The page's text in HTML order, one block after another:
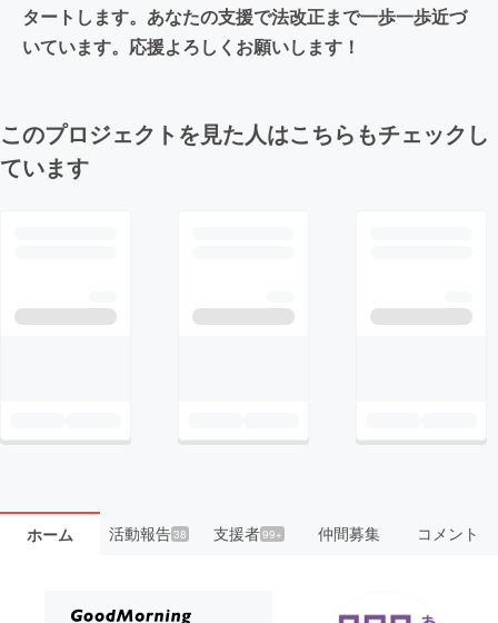
タートします。あなたの支援で法改正まで一歩一歩近づ
いています。応援よろしくお願いします！
このプロジェクトを見た人はこちらもチェックし
ています
ホーム 活動報告38 支援者99+ 仲間募集 コメント